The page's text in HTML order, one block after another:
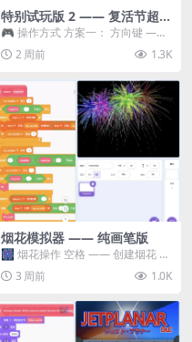
特别试玩版 2 —— 复活节超级
卡丁车赛
🎮 操作方式 方案一： 方向键 ——
移动 Z —— 跳跃 / 漂移 方案二： ...
2 周前 1.3K
烟花模拟器 —— 纯画笔版
🎆 烟花操作 空格 —— 创建烟花 1
~ 3 —— 切换烟花类型 普通烟花
嘶...3 周前 1.0K